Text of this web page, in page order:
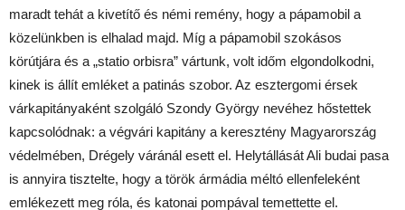
maradt tehát a kivetítő és némi remény, hogy a pápamobil a
közelünkben is elhalad majd. Míg a pápamobil szokásos
körútjára és a „statio orbisra” vártunk, volt időm elgondolkodni,
kinek is állít emléket a patinás szobor. Az esztergomi érsek
várkapitányaként szolgáló Szondy György nevéhez hőstettek
kapcsolódnak: a végvári kapitány a keresztény Magyarország
védelmében, Drégely váránál esett el. Helytállását Ali budai pasa
is annyira tisztelte, hogy a török ármádia méltó ellenfeleként
emlékezett meg róla, és katonai pompával temettette el.